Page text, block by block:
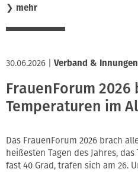
❯ mehr
30.06.2026 Verband & Innungen
FrauenForum
Temperaturen im
Das FrauenForum 2026 brach
heißesten Tagen des Jahres,
fast 40 Grad, trafen sich am 26.